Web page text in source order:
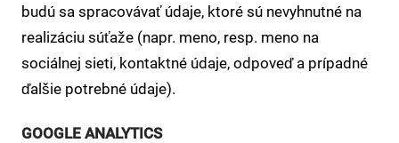
budú sa spracovávať údaje, ktoré sú nevyhnutné na
realizáciu súťaže (napr. meno, resp. meno na
sociálnej sieti, kontaktné údaje, odpoveď a prípadné
ďalšie potrebné údaje).
GOOGLE ANALYTICS